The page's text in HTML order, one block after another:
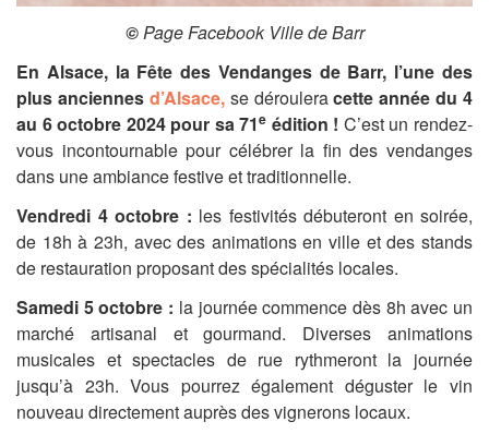
©Page Facebook Ville de Barr
En Alsace, la Fête des Vendanges de Barr, l’une des
plus anciennes d’Alsace,se dérouleracette année du 4
au 6 octobre 2024 pour sa 71e édition ! C’est un rendez-
vous incontournable pour célébrer la fin des vendanges
dans une ambiance festive et traditionnelle.
Vendredi 4 octobre : les festivités débuteront en soirée,
de 18h à 23h, avec des animations en ville et des stands
de restauration proposant des spécialités locales.
Samedi 5 octobre : la journée commence dès 8h avec un
marché artisanal et gourmand. Diverses animations
musicales et spectacles de rue rythmeront la journée
jusqu’à 23h. Vous pourrez également déguster le vin
nouveau directement auprès des vignerons locaux.